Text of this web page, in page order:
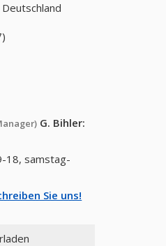
G. Bihler:
18, samstag-
Sie uns!